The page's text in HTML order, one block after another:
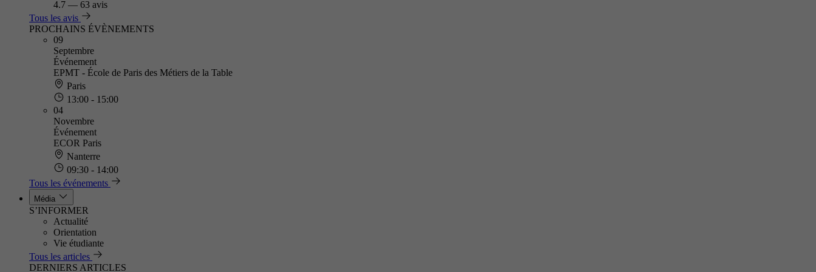
4.7 — 63 avis
Tous les avis
PROCHAINS ÉVÈNEMENTS
09
Septembre
Événement
EPMT - École de Paris des Métiers de la Table
Paris
13:00 - 15:00
04
Novembre
Événement
ECOR Paris
Nanterre
09:30 - 14:00
Tous les événements
Média
S’INFORMER
Actualité
Orientation
Vie étudiante
Tous les articles
DERNIERS ARTICLES